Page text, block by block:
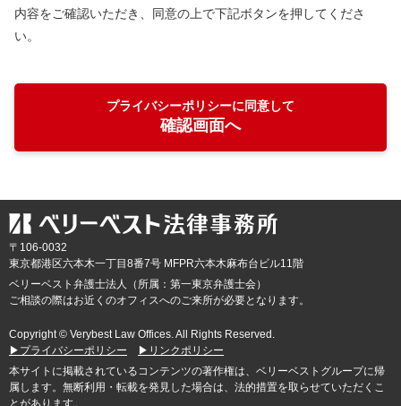
内容をご確認いただき、同意の上で下記ボタンを押してくださ
い。
プライバシーポリシーに同意して
確認画面へ
〒106-0032
東京都港区六本木一丁目8番7号 MFPR六本木麻布台ビル11階
ベリーベスト弁護士法人（所属：第一東京弁護士会）
ご相談の際はお近くのオフィスへのご来所が必要となります。
Copyright © Verybest Law Offices. All Rights Reserved.
▶プライバシーポリシー
▶リンクポリシー
本サイトに掲載されているコンテンツの著作権は、ベリーベストグループに帰
属します。無断利用・転載を発見した場合は、法的措置を取らせていただくこ
とがあります。